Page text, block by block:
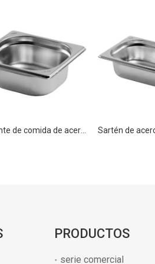
PRODUCTOS
serie comercial